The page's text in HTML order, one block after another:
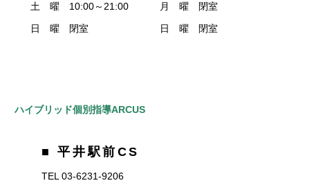
土 曜 10:00～21:00
日 曜 閉室
月 曜 閉室
日 曜 閉室
ハイブリッド個別指導ARCUS
■ 平井駅前CS
TEL 03-6231-9206